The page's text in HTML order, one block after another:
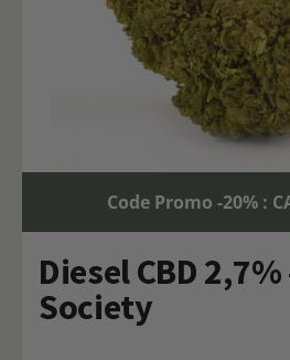
Code Promo -20% :
Diesel CBD
Society